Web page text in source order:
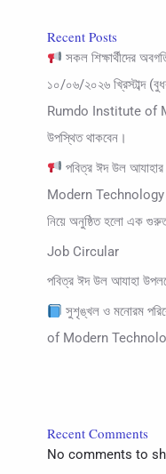
Recent Posts
সকল শিক্ষার্থীদের
১০/০৬/২০২৬ খ্রিস্টাব্দ
Rumdo Institute of
উপস্থিত থাকবেন।
পবিত্র ঈদ উল
Modern Technology –
নিয়ে অনুষ্ঠিত হলো এক
Job Circular
পবিত্র ঈদ উল আযাহা
সুশৃঙ্খল ও মনোরম
of Modern
Recent Comments
No comments to